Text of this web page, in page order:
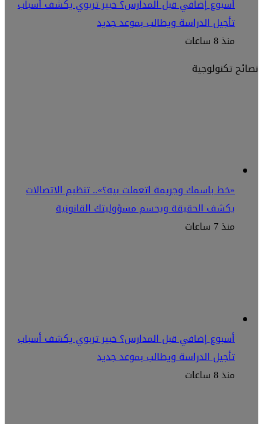
أسبوع إضافي قبل المدارس؟ خبير تربوي يكشف أسباب
تأجيل الدراسة ويطالب بموعد جديد
منذ 8 ساعات
نصائح تكنولوجية
«خط باسمك وجريمة اتعملت بيه؟».. تنظيم الاتصالات
يكشف الحقيقة ويحسم مسؤوليتك القانونية
منذ 7 ساعات
أسبوع إضافي قبل المدارس؟ خبير تربوي يكشف أسباب
تأجيل الدراسة ويطالب بموعد جديد
منذ 8 ساعات